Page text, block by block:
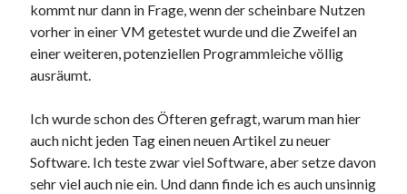
icinga critical/config: Error: Stack overflow while evaluating expression:
Recursion level too deep.
1. April 2018
Winterhüttentour 2018
9. März 2018
Neueste Kommentare
Michael zu
the wink of nintendo DS lite
kommt nur dann in Frage, wenn der scheinbare Nutzen
vorher in einer VM getestet wurde und die Zweifel an
einer weiteren, potenziellen Programmleiche völlig
ausräumt.
Ich wurde schon des Öfteren gefragt, warum man hier
auch nicht jeden Tag einen neuen Artikel zu neuer
Software. Ich teste zwar viel Software, aber setze davon
sehr viel auch nie ein. Und dann finde ich es auch unsinnig